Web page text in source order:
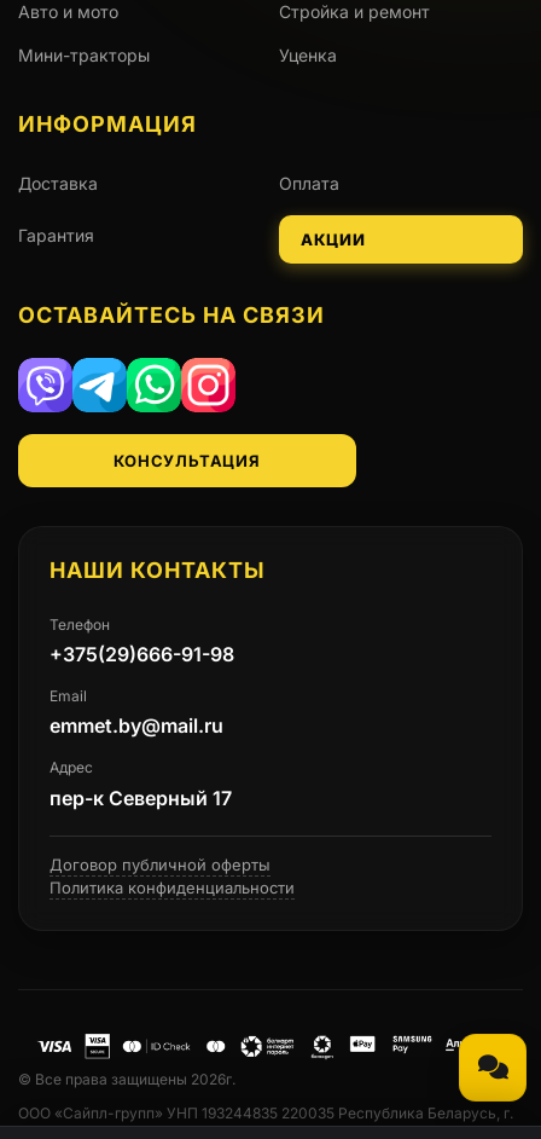
Авто и мото Стройка и ремонт
Мини-тракторы Уценка
ИНФОРМАЦИЯ
Доставка Оплата
Гарантия АКЦИИ
ОСТАВАЙТЕСЬ НА СВЯЗИ
Viber TelegramWhatsAppInstagram
КОНСУЛЬТАЦИЯ
НАШИ КОНТАКТЫ
Телефон
+375(29)666-91-98
Email
emmet.by@mail.ru
Адрес
пер-к Северный 17
Договор публичной оферты
Политика конфиденциальности
© Все права защищены 2026г.
ООО «Сайпл-групп» УНП 193244835 220035 Республика Беларусь, г.